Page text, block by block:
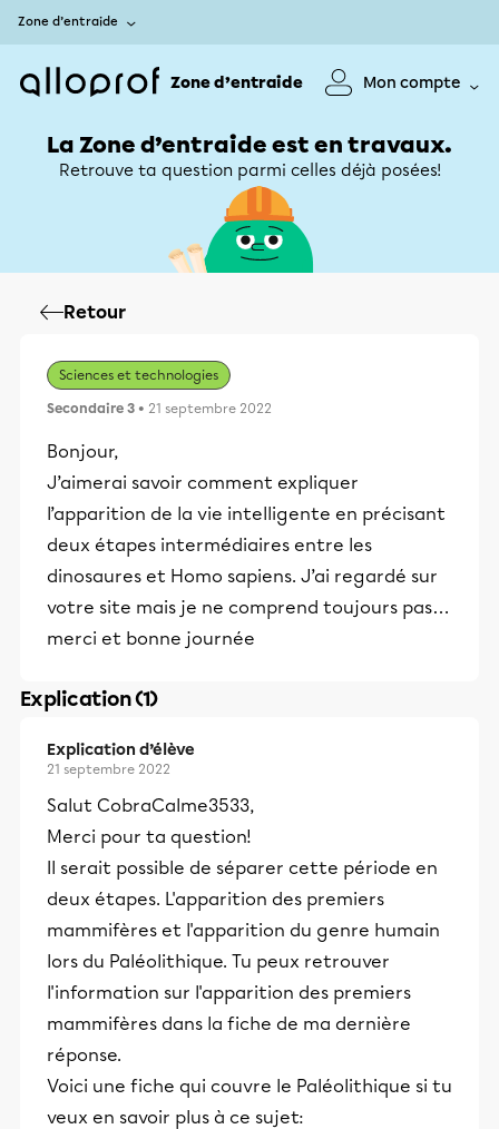
Zone d’entraide
Zone d’entraide Mon compte
La Zone d’entraide est en travaux.
Retrouve ta question parmi celles déjà posées!
Retour
Sciences et technologies
Secondaire 3 • 21 septembre 2022
Bonjour,
J’aimerai savoir comment expliquer
l’apparition de la vie intelligente en précisant
deux étapes intermédiaires entre les
dinosaures et Homo sapiens. J’ai regardé sur
votre site mais je ne comprend toujours pas…
merci et bonne journée
Explication (1)
Explication d’élève
21 septembre 2022
Salut CobraCalme3533,
Merci pour ta question!
Il serait possible de séparer cette période en
deux étapes. L'apparition des premiers
mammifères et l'apparition du genre humain
lors du Paléolithique. Tu peux retrouver
l'information sur l'apparition des premiers
mammifères dans la fiche de ma dernière
réponse.
Voici une fiche qui couvre le Paléolithique si tu
veux en savoir plus à ce sujet: